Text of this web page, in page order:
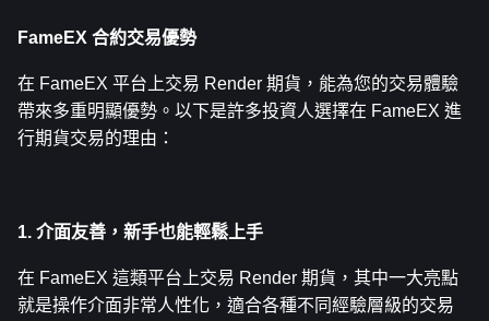
FameEX 合約交易優勢
在 FameEX 平台上交易 Render 期貨，能為您的交易體驗
帶來多重明顯優勢。以下是許多投資人選擇在 FameEX 進
行期貨交易的理由：
1. 介面友善，新手也能輕鬆上手
在 FameEX 這類平台上交易 Render 期貨，其中一大亮點
就是操作介面非常人性化，適合各種不同經驗層級的交易